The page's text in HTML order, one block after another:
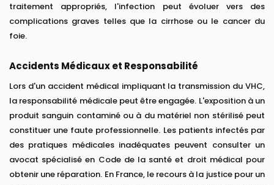
traitement appropriés, l'infection peut évoluer vers des
complications graves telles que la cirrhose ou le cancer du
foie.
Accidents Médicaux et Responsabilité
Lors d'un accident médical impliquant la transmission du VHC,
la responsabilité médicale peut être engagée. L'exposition à un
produit sanguin contaminé ou à du matériel non stérilisé peut
constituer une faute professionnelle. Les patients infectés par
des pratiques médicales inadéquates peuvent consulter un
avocat spécialisé en Code de la santé et droit médical pour
obtenir une réparation. En France, le recours à la justice pour un